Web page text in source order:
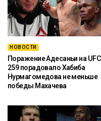
НОВОСТИ
Поражение Адесаньи на UFC
259 порадовало Хабиба
Нурмагомедова не меньше
победы Махачева